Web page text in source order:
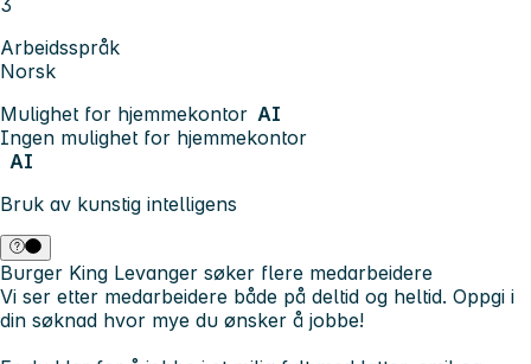
Arbeidsspråk
Norsk
Mulighet for hjemmekontor AI
Ingen mulighet for hjemmekontor
AI
Bruk av kunstig intelligens
Burger King Levanger søker flere medarbeidere
Vi ser etter medarbeidere både på deltid og heltid. Oppgi i
din søknad hvor mye du ønsker å jobbe!